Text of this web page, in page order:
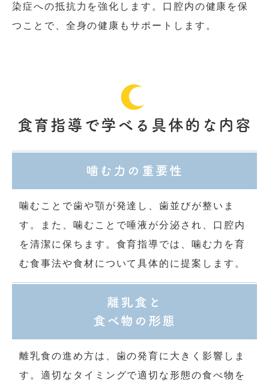
染症への抵抗力を強化します。口腔内の健康を保
つことで、全身の健康もサポートします。
食育指導で学べる具体的な内容
噛む力の重要性
噛むことで歯や顎が発達し、歯並びが整いま
す。また、噛むことで唾液が分泌され、口腔内
を清潔に保ちます。食育指導では、噛む力を育
む食事法や食材について具体的に提案します。
離乳食と
食べ物の形態
離乳食の進め方は、歯の発育に大きく影響しま
す。適切なタイミングで適切な形態の食べ物を